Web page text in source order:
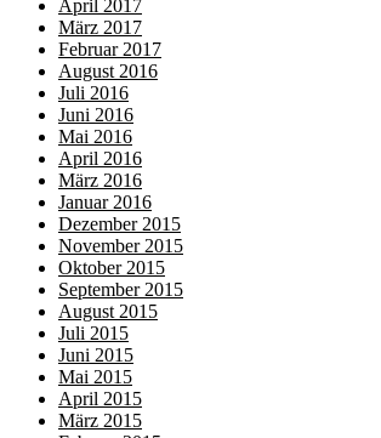
April 2017
März 2017
Februar 2017
August 2016
Juli 2016
Juni 2016
Mai 2016
April 2016
März 2016
Januar 2016
Dezember 2015
November 2015
Oktober 2015
September 2015
August 2015
Juli 2015
Juni 2015
Mai 2015
April 2015
März 2015